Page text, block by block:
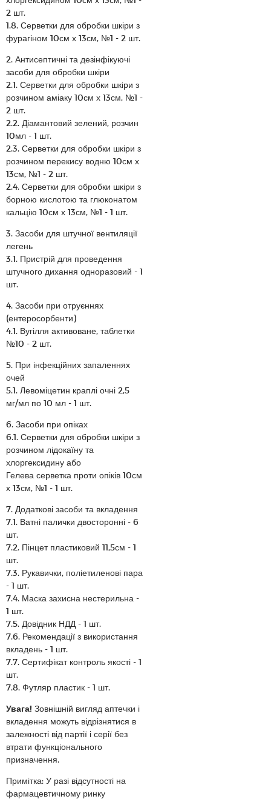
2 шт.
1.8. Серветки для обробки шкіри з
фурагіном 10см х 13см, №1 - 2 шт.
2. Антисептичні та дезінфікуючі
засоби для обробки шкіри
2.1. Серветки для обробки шкіри з
розчином аміаку 10см х 13см, №1 -
2 шт.
2.2. Діамантовий зелений, розчин
10мл - 1 шт.
2.3. Серветки для обробки шкіри з
розчином перекису водню 10см х
13см, №1 - 2 шт.
2.4. Серветки для обробки шкіри з
борною кислотою та глюконатом
кальцію 10см х 13см, №1 - 1 шт.
3. Засоби для штучної вентиляції
легень
3.1. Пристрій для проведення
штучного дихання одноразовий - 1
шт.
4. Засоби при отруєннях
(ентеросорбенти)
4.1. Вугілля активоване, таблетки
№10 - 2 шт.
5. При інфекційних запаленнях
очей
5.1. Левоміцетин краплі очні 2,5
мг/мл по 10 мл - 1 шт.
6. Засоби при опіках
6.1. Серветки для обробки шкіри з
розчином лідокаїну та
хлоргексидину або
Гелева серветка проти опіків 10см
х 13см, №1 - 1 шт.
7. Додаткові засоби та вкладення
7.1. Ватні палички двосторонні - 6
шт.
7.2. Пінцет пластиковий 11,5см - 1
шт.
7.3. Рукавички, поліетиленові пара
- 1 шт.
7.4. Маска захисна нестерильна -
1 шт.
7.5. Довідник НДД - 1 шт.
7.6. Рекомендації з використання
вкладень - 1 шт.
7.7. Сертифікат контроль якості - 1
шт.
7.8. Футляр пластик - 1 шт.
Увага! Зовнішній вигляд аптечки і
вкладення можуть відрізнятися в
залежності від партії і серії без
втрати функціонального
призначення.
Примітка: У разі відсутності на
фармацевтичному ринку